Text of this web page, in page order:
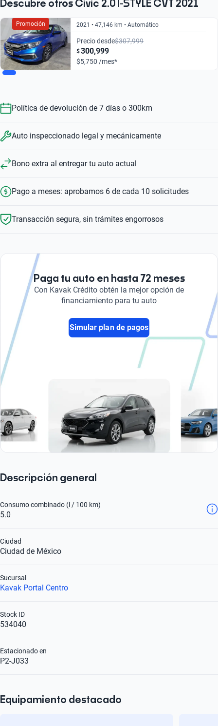
$242,999 $275,999 $253,999
$242,999 $227,999
Descubre otros Civic 2.0 I-STYLE CVT 2021
Promoción 2021 • 47,146 km • Automático
Precio desde$307,999
$300,999
$5,750 /mes*
Política de devolución de 7 días o 300km
Auto inspeccionado legal y mecánicamente
Bono extra al entregar tu auto actual
Pago a meses: aprobamos 6 de cada 10 solicitudes
Transacción segura, sin trámites engorrosos
Paga tu auto en hasta 72 meses
Con Kavak Crédito obtén la mejor opción de
financiamiento para tu auto
Simular plan de pagos
Descripción general
5.0
Consumo combinado (l / 100 km)
Ciudad de México
Ciudad
Kavak Portal Centro
Sucursal
534040
Stock ID
P2-J033
Estacionado en
Equipamiento destacado